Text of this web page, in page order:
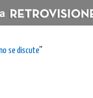
se discute”